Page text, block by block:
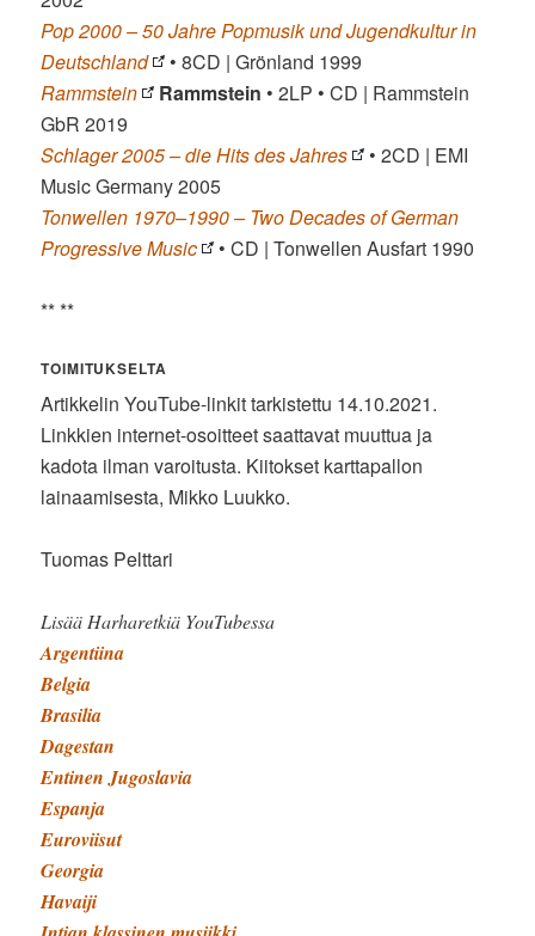
Pop 2000 – 50 Jahre Popmusik und Jugendkultur in
Deutschland
• 8CD | Grönland 1999
Rammstein
Rammstein • 2LP • CD | Rammstein
GbR 2019
Schlager 2005 – die Hits des Jahres
• 2CD | EMI
Music Germany 2005
Tonwellen 1970–1990 – Two Decades of German
Progressive Music
• CD | Tonwellen Ausfart 1990
** **
TOIMITUKSELTA
Artikkelin YouTube-linkit tarkistettu 14.10.2021.
Linkkien internet-osoitteet saattavat muuttua ja
kadota ilman varoitusta. Kiitokset karttapallon
lainaamisesta, Mikko Luukko.
Tuomas Pelttari
Lisää Harharetkiä YouTubessa
Argentiina
Belgia
Brasilia
Dagestan
Entinen Jugoslavia
Espanja
Euroviisut
Georgia
Havaiji